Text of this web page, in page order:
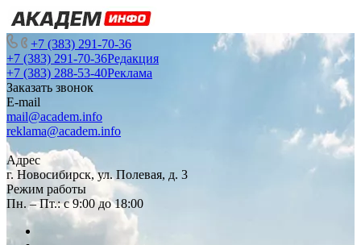
+7 (383) 291-70-36
+7 (383) 291-70-36Редакция
+7 (383) 288-53-40Реклама
Заказать звонок
E-mail
mail@academ.info
reklama@academ.info
Адрес
г. Новосибирск, ул. Полевая, д. 3
Режим работы
Пн. – Пт.: с 9:00 до 18:00